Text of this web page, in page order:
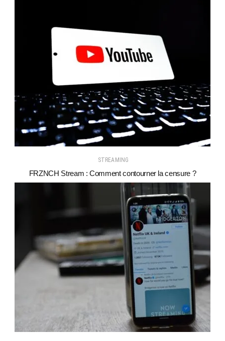
STREAMING
FRZNCH Stream : Comment contourner la censure ?